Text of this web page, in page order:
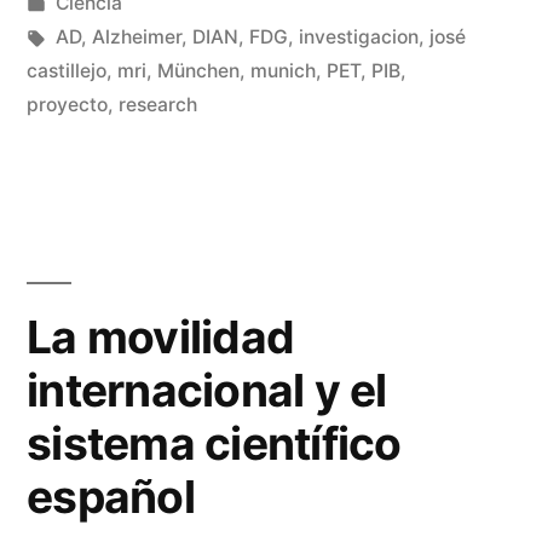
en
Etiquetas:
AD, Alzheimer, DIAN, FDG, investigacion, josé
castillejo, mri, München, munich, PET, PIB,
proyecto, research
La movilidad
internacional y el
sistema científico
español